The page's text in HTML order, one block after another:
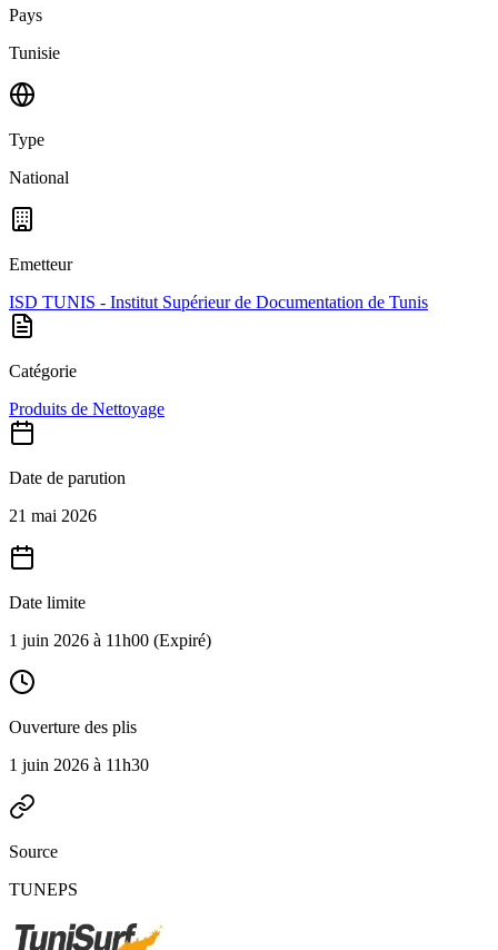
Pays
Tunisie
Type
National
Emetteur
ISD TUNIS - Institut Supérieur de Documentation de Tunis
Catégorie
Produits de Nettoyage
Date de parution
21 mai 2026
Date limite
1 juin 2026 à 11h00 (Expiré)
Ouverture des plis
1 juin 2026 à 11h30
Source
TUNEPS